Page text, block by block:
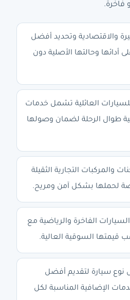
فاخرة.
والاقتصادية وتحديد أفضل
أدائها وحالتها الأصلية دون
العائلية تشمل خدمات
طوال الرحلة لضمان وصولها
التجارية الثقيلة
لحملها بشكل آمن ومريح.
الفاخرة والرياضية مع
قيمتها السوقية العالية.
سيارة لتقديم أفضل
الإضافية المناسبة لكل